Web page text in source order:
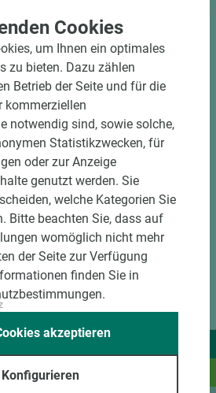
dazu.
Cookies
um Ihnen ein optimales
zu bieten. Dazu zählen
Betrieb der Seite und für die
kommerziellen
notwendig sind, sowie solche,
Statistikzwecken, für
oder zur Anzeige
genutzt werden. Sie
welche Kategorien Sie
Bitte beachten Sie, dass auf
womöglich nicht mehr
der Seite zur Verfügung
finden Sie in
Konfigurieren
akzeptieren